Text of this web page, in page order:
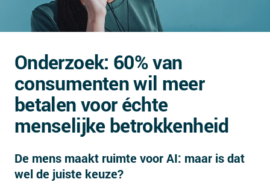
Wat is CRM?
CRM vacatures
GDPR
Onderzoek: 60% van
consumenten wil meer
betalen voor échte
menselijke betrokkenheid
De mens maakt ruimte voor AI: maar is dat
wel de juiste keuze?